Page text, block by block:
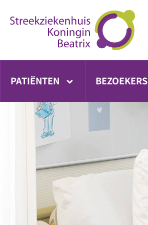
direct
PATIËNTEN BEZOEKERS